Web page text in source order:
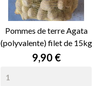
Pommes de terre Agata
(polyvalente) filet de 15kg
Prix
9,90 €